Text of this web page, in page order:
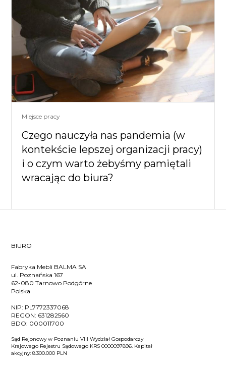
Miejsce pracy
Czego nauczyła nas pandemia (w
kontekście lepszej organizacji pracy)
i o czym warto żebyśmy pamiętali
wracając do biura?
BIURO
Fabryka Mebli BALMA SA
ul. Poznańska 167
62-080 Tarnowo Podgórne
Polska
NIP: PL7772337068
REGON: 631282560
BDO: 000011700
Sąd Rejonowy w Poznaniu VIII Wydział Gospodarczy
Krajowego Rejestru Sądowego KRS 0000097896. Kapitał
akcyjny: 8.300.000 PLN